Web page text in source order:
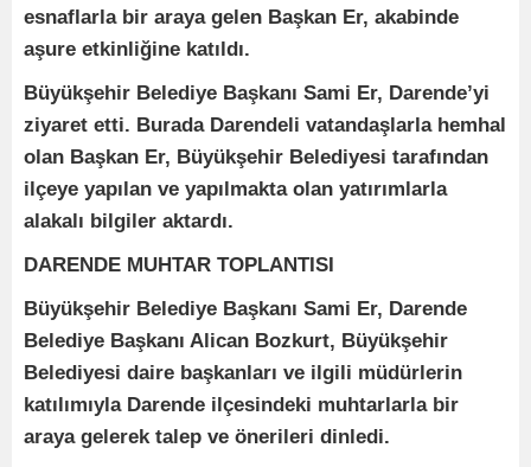
esnaflarla bir araya gelen Başkan Er, akabinde
aşure etkinliğine katıldı.
Büyükşehir Belediye Başkanı Sami Er, Darende’yi
ziyaret etti. Burada Darendeli vatandaşlarla hemhal
olan Başkan Er, Büyükşehir Belediyesi tarafından
ilçeye yapılan ve yapılmakta olan yatırımlarla
alakalı bilgiler aktardı.
DARENDE MUHTAR TOPLANTISI
Büyükşehir Belediye Başkanı Sami Er, Darende
Belediye Başkanı Alican Bozkurt, Büyükşehir
Belediyesi daire başkanları ve ilgili müdürlerin
katılımıyla Darende ilçesindeki muhtarlarla bir
araya gelerek talep ve önerileri dinledi.